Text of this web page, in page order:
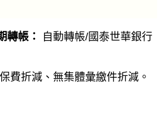
轉帳：
自動轉帳/國泰世華銀行
費折減、無集體彙繳件折減。